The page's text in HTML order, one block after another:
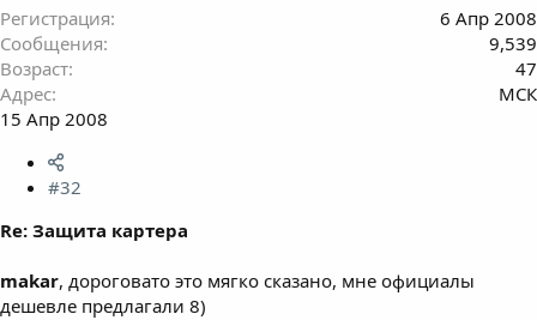
Регистрация
6 Апр 2008
Сообщения
9,539
Возраст
47
Адрес
МСК
15 Апр 2008
#32
Re: Защита картера
makar, дороговато это мягко сказано, мне официалы
дешевле предлагали 8)